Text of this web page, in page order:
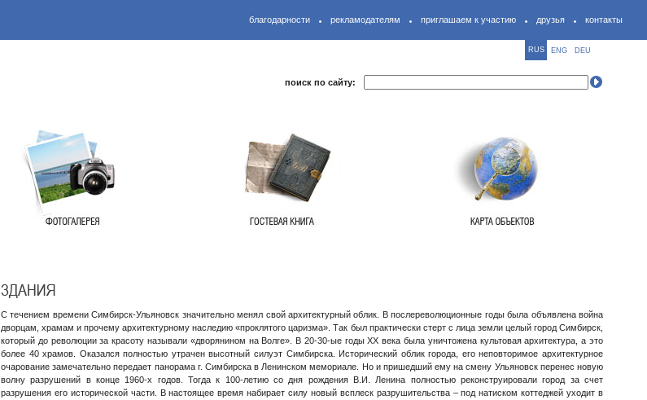
благодарности рекламодателям приглашаем к участию друзья контакты
RUS ENG DEU
поиск по сайту:
С течением времени Симбирск-Ульяновск значительно менял свой архитектурный облик. В послереволюционные годы была объявлена война
дворцам, храмам и прочему архитектурному наследию «проклятого царизма». Так был практически стерт с лица земли целый город Симбирск,
который до революции за красоту называли «дворянином на Волге». В 20-30-ые годы XX века была уничтожена культовая архитектура, а это
более 40 храмов. Оказался полностью утрачен высотный силуэт Симбирска. Исторический облик города, его неповторимое архитектурное
очарование замечательно передает панорама г. Симбирска в Ленинском мемориале. Но и пришедший ему на смену Ульяновск перенес новую
волну разрушений в конце 1960-х годов. Тогда к 100-летию со дня рождения В.И. Ленина полностью реконструировали город за счет
разрушения его исторической части. В настоящее время набирает силу новый всплеск разрушительства – под натиском коттеджей уходит в